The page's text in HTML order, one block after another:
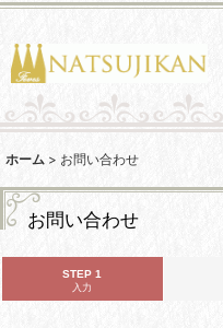
ホーム > お問い合わせ
お問い合わせ
STEP 1
入力